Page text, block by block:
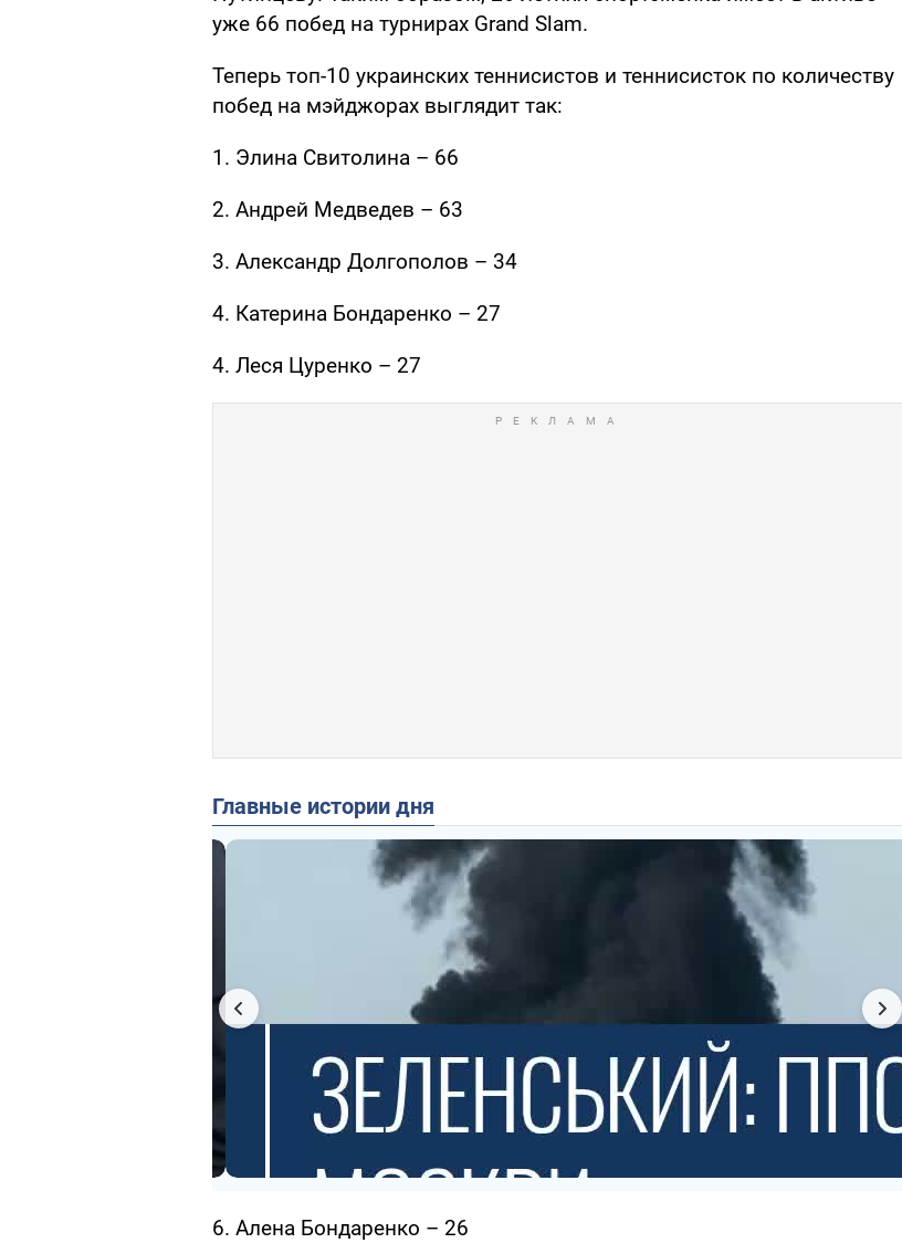
уже 66 побед на турнирах Grand Slam.
Теперь топ-10 украинских теннисистов и теннисисток по количеству
побед на мэйджорах выглядит так:
1. Элина Свитолина – 66
2. Андрей Медведев – 63
3. Александр Долгополов – 34
4. Катерина Бондаренко – 27
4. Леся Цуренко – 27
Главные истории дня
6. Алена Бондаренко – 26